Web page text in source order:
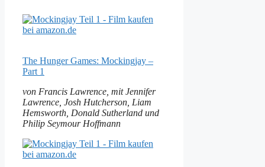
The Hunger Games: Mockingjay –
Part 1
von Francis Lawrence, mit Jennifer
Lawrence, Josh Hutcherson, Liam
Hemsworth, Donald Sutherland und
Philip Seymour Hoffmann